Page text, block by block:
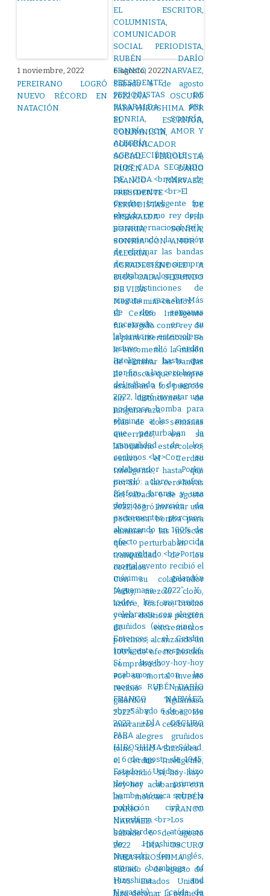
1 noviembre, 2022
PEREIRANO LOGRÓ
NUEVO RÉCORD EN
NATACIÓN.
6 agosto, 2022
Sábado 6 de agosto
2022.DÍA OSCURO
PARA HIROSHIMA. POR
EL ESCRITOR,
COLUMNISTA,
COMUNICADOR
SOCIAL PERIODISTA,
RUBÉN DARÍO
FRANCO NARVAEZ,
PRESIDENTE
PERIODISTAS DE
RISARALDA PRI.
SONRIA, SONRÍA,
SONRÍA CON AMOR Y
ALEGRÍA,
AGRADECIÉNDOLE A
DIOS CADA SEGUNDO
DE VIDA.
Mes de mini-cuentos:
El Cerdito Inteligente
fue elegido como rey de
la piara internacional. Se
le encomendó la misión
de eliminar las bandas
de moscas que siempre
asaltaban a los puercos
sin distinciones de
ninguna raza.
Más de dos semanas
encerrado, en su
laboratorio estercolero,
estuvo el Cerdito
Inteligente, hasta que
por fin… a las cero horas
del sábado 6 de agosto
2022, logró inventar una
poderosa bomba para
eliminar a las moscas
que perturbaban la
tranquilidad de los
cochinos.
Con su colaborador
Porky, mezcló: cloro,
azufre, fósforo, bromo
y una deliciosa porción
de excrementos
porcinos, alcanzando un
100% de efecto biocida
comprobado.
Por su mortal invento
recibió el máximo
galardón “Aguamasa
2022”. Y… todos los
marranitos celebraron
con alegres gruñidos
(oinc, oinc) –Entonces…
el Cerdito Inteligente,
respondió: Sí, hoy-hoy-
hoy-hoy acabamos con
las moscas. RUBÉN
DARÍO FRANCO
NARVÁEZ.
Sábado 6 de agosto
2022 –DÍA OSCURO
PARA HIROSHIMA
Sábado 6 de agosto de
1945: Estados Unidos
hizo detonar la primera